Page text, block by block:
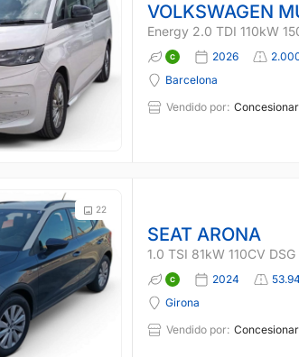
VOLKSWAGEN
Energy 2.0 TDI 110kW
2026
Barcelona
Vendido por:
22
SEAT ARONA
1.0 TSI 81kW 110CV
2024
Girona
Vendido por: